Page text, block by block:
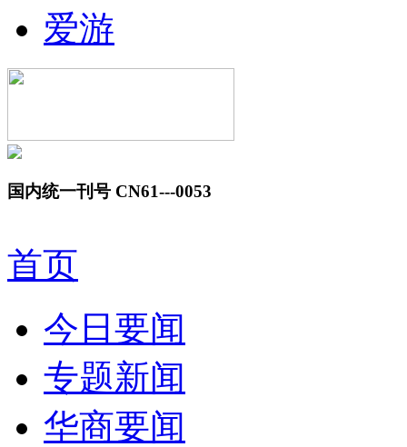
爱游
国内统一刊号 CN61---0053
首页
今日要闻
专题新闻
华商要闻